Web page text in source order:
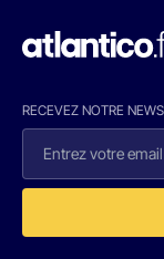
RECEVEZ NOTRE